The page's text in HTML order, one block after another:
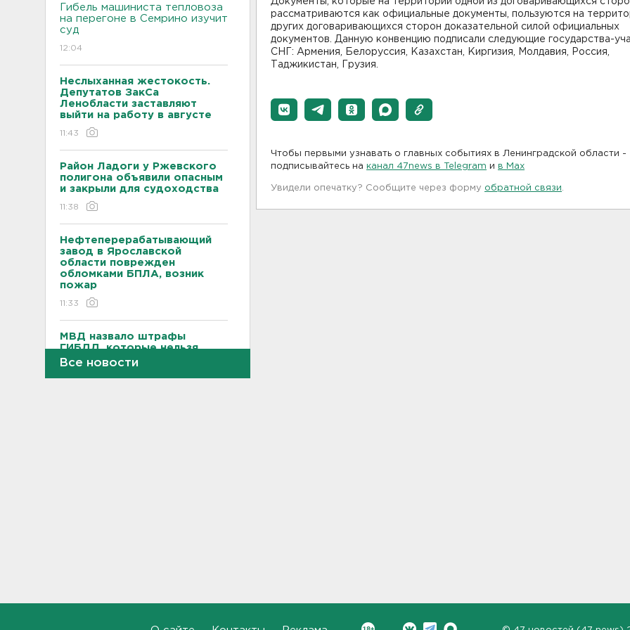
Гибель машиниста тепловоза
на перегоне в Семрино изучит
суд
12:04
Неслыханная жестокость.
Депутатов ЗакСа
Ленобласти заставляют
выйти на работу в августе
11:43
Район Ладоги у Ржевского
полигона объявили опасным
и закрыли для судоходства
11:38
Нефтеперерабатывающий
завод в Ярославской
области поврежден
обломками БПЛА, возник
пожар
11:33
МВД назвало штрафы
ГИБДД, которые нельзя
оплатить со скидкой: список
11:22
Все новости
рассматриваются как официальные документы, пользуются на
других договаривающихся сторон доказательной силой официальных
документов. Данную конвенцию подписали следующие государства-
СНГ: Армения, Белоруссия, Казахстан, Киргизия, Молдавия, Россия,
Таджикистан, Грузия.
Чтобы первыми узнавать о главных событиях в Ленинградской области -
подписывайтесь на канал 47news в Telegram и в Maх
Увидели опечатку? Сообщите через форму обратной связи